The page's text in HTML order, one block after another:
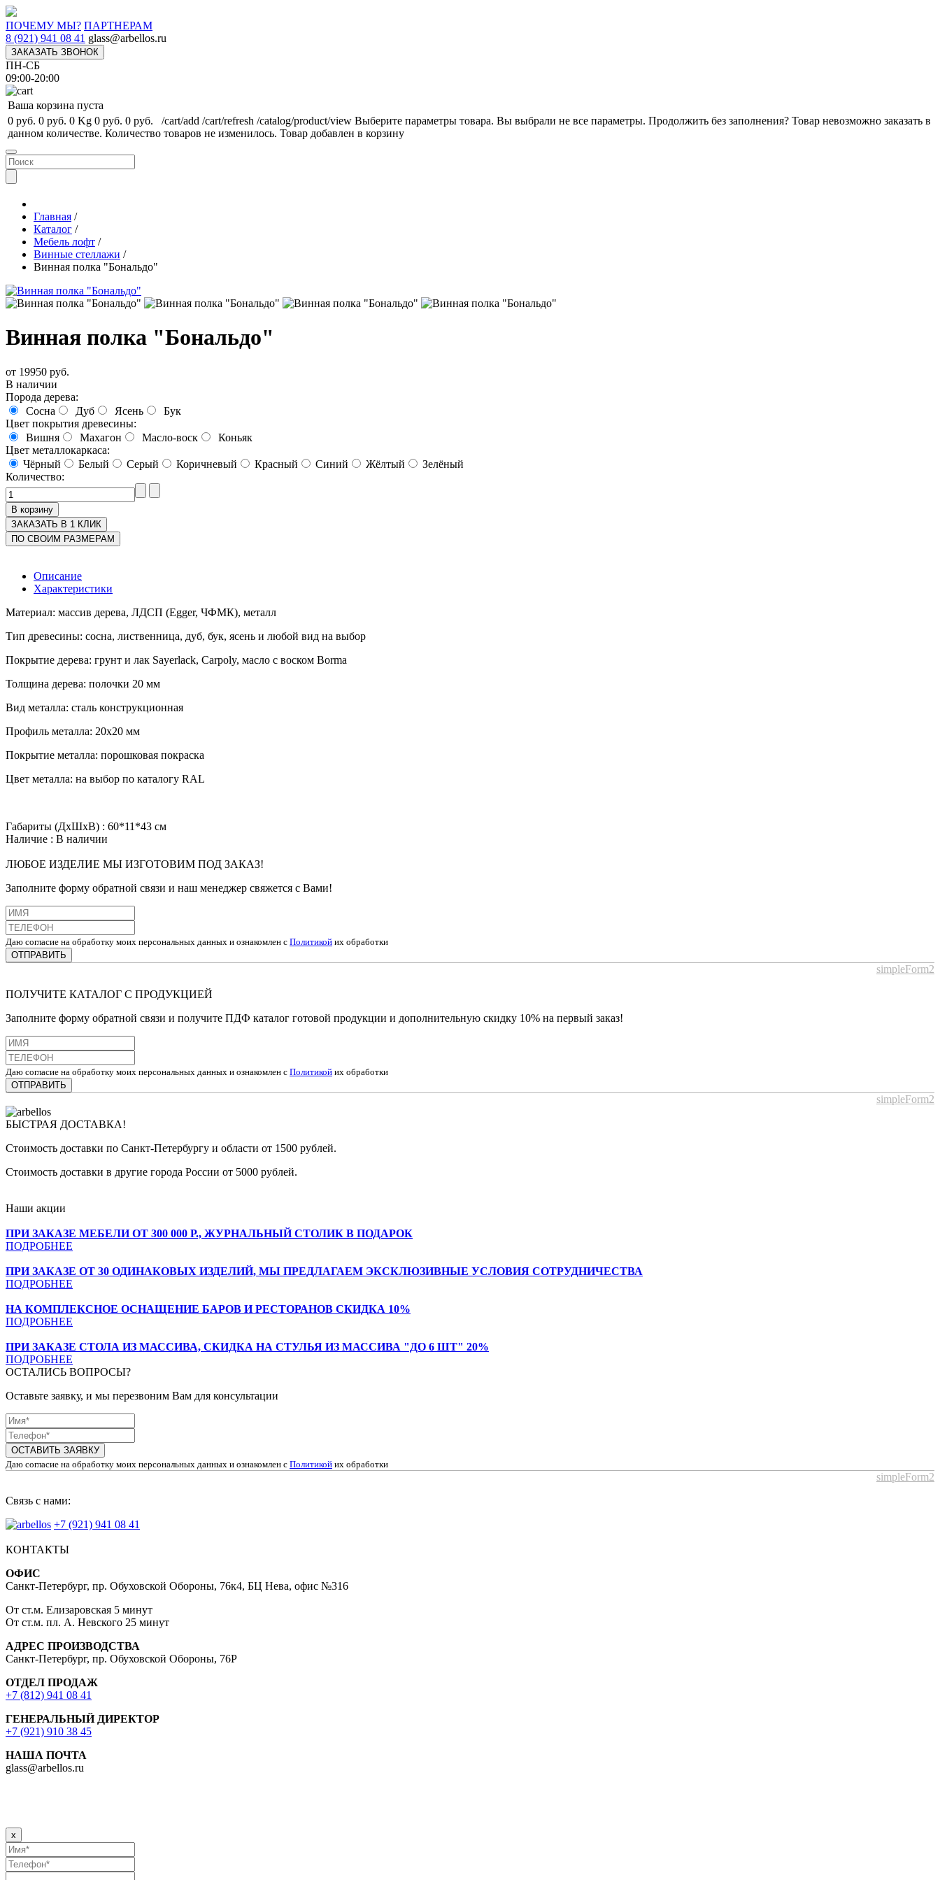
ПОЧЕМУ МЫ? ПАРТНЕРАМ
8 (921) 941 08 41 glass@arbellos.ru
ЗАКАЗАТЬ ЗВОНОК
ПН-СБ
09:00-20:00
Ваша корзина пуста
0 руб. 0 руб. 0 Kg 0 руб. 0 руб. /cart/add /cart/refresh /catalog/product/view Выберите параметры товара. Вы выбрали не все параметры. Продолжить без заполнения? Товар невозможно заказать в
данном количестве. Количество товаров не изменилось. Товар добавлен в корзину
Главная /
Каталог /
Мебель лофт /
Винные стеллажи /
Винная полка "Бональдо"
Винная полка "Бональдо"
от 19950 руб.
В наличии
Порода дерева:
Сосна
Дуб Ясень
Бук
Цвет покрытия древесины:
Вишня
Махагон Масло-воск
Коньяк
Цвет металлокаркаса:
Чёрный
Белый Серый Коричневый Красный Синий Жёлтый
Зелёный
Количество:
ЗАКАЗАТЬ В 1 КЛИК
ПО СВОИМ РАЗМЕРАМ
Описание
Характеристики
Материал: массив дерева, ЛДСП (Egger, ЧФМК), металл
Тип древесины: сосна, лиственница, дуб, бук, ясень и любой вид на выбор
Покрытие дерева: грунт и лак Sayerlack, Carpoly, масло с воском Borma
Толщина дерева: полочки 20 мм
Вид металла: сталь конструкционная
Профиль металла: 20х20 мм
Покрытие металла: порошковая покраска
Цвет металла: на выбор по каталогу RAL
Габариты (ДхШхВ) : 60*11*43 см
Наличие : В наличии
ЛЮБОЕ ИЗДЕЛИЕ МЫ ИЗГОТОВИМ ПОД ЗАКАЗ!
Заполните форму обратной связи и наш менеджер свяжется с Вами!
Даю согласие на обработку моих персональных данных и ознакомлен с Политикой их обработки
ОТПРАВИТЬ
simpleForm2
ПОЛУЧИТЕ КАТАЛОГ С ПРОДУКЦИЕЙ
Заполните форму обратной связи и получите ПДФ каталог готовой продукции и дополнительную скидку 10% на первый заказ!
Даю согласие на обработку моих персональных данных и ознакомлен с Политикой их обработки
ОТПРАВИТЬ
simpleForm2
БЫСТРАЯ ДОСТАВКА!
Стоимость доставки по Санкт-Петербургу и области от 1500 рублей.
Стоимость доставки в другие города России от 5000 рублей.
Наши акции
ПРИ ЗАКАЗЕ МЕБЕЛИ ОТ 300 000 Р., ЖУРНАЛЬНЫЙ СТОЛИК В ПОДАРОК
ПОДРОБНЕЕ
ПРИ ЗАКАЗЕ ОТ 30 ОДИНАКОВЫХ ИЗДЕЛИЙ, МЫ ПРЕДЛАГАЕМ ЭКСКЛЮЗИВНЫЕ УСЛОВИЯ СОТРУДНИЧЕСТВА
ПОДРОБНЕЕ
НА КОМПЛЕКСНОЕ ОСНАЩЕНИЕ БАРОВ И РЕСТОРАНОВ СКИДКА 10%
ПОДРОБНЕЕ
ПРИ ЗАКАЗЕ СТОЛА ИЗ МАССИВА, СКИДКА НА СТУЛЬЯ ИЗ МАССИВА "ДО 6 ШТ" 20%
ПОДРОБНЕЕ
ОСТАЛИСЬ ВОПРОСЫ?
Оставьте заявку, и мы перезвоним Вам для консультации
ОСТАВИТЬ ЗАЯВКУ
Даю согласие на обработку моих персональных данных и ознакомлен с Политикой их обработки
simpleForm2
Связь с нами:
+7 (921) 941 08 41
КОНТАКТЫ
ОФИС
Санкт-Петербург, пр. Обуховской Обороны, 76к4, БЦ Нева, офис №316
От ст.м. Елизаровская 5 минут
От ст.м. пл. А. Невского 25 минут
АДРЕС ПРОИЗВОДСТВА
Санкт-Петербург, пр. Обуховской Обороны, 76Р
ОТДЕЛ ПРОДАЖ
+7 (812) 941 08 41
ГЕНЕРАЛЬНЫЙ ДИРЕКТОР
+7 (921) 910 38 45
НАША ПОЧТА
glass@arbellos.ru
x